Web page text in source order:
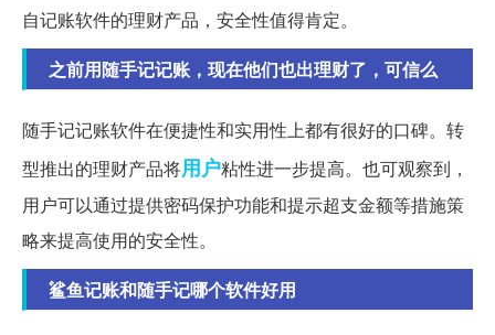
自记账软件的理财产品，安全性值得肯定。
之前用随手记记账，现在他们也出理财了，可信么
随手记记账软件在便捷性和实用性上都有很好的口碑。转
型推出的理财产品将用户粘性进一步提高。也可观察到，
用户可以通过提供密码保护功能和提示超支金额等措施策
略来提高使用的安全性。
鲨鱼记账和随手记哪个软件好用